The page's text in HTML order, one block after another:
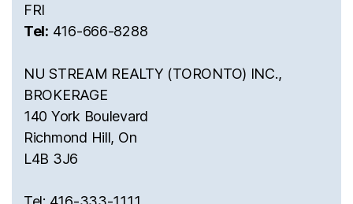
FRI
Tel: 416-666-8288
NU STREAM REALTY (TORONTO) INC.,
BROKERAGE
140 York Boulevard
Richmond Hill, On
L4B 3J6